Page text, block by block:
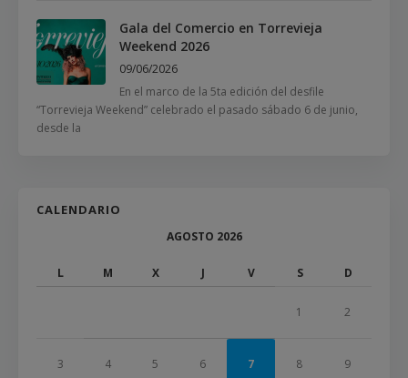
Gala del Comercio en Torrevieja
Weekend 2026
09/06/2026
En el marco de la 5ta edición del desfile
“Torrevieja Weekend” celebrado el pasado sábado 6 de junio,
desde la
CALENDARIO
AGOSTO 2026
L M X J V S D
1 2
3 4 5 6 7 8 9